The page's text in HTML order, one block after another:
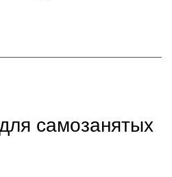
самозанятых